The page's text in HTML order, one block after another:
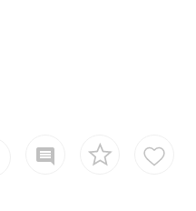
insert_comment